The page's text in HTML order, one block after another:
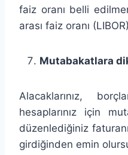
faiz oranı belli
arası faiz oranı
Mutabakatlara
Alacaklarınız,
hesaplarınız için
düzenlediğiniz
girdiğinden emin